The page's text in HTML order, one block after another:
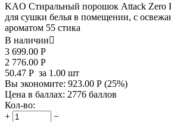
KAO Стиральный порошок Attack Zero
для сушки белья в помещении, с
ароматом 55 стика
В наличии
3 699.00 Р
2 776.00 Р
50.47 Р за 1.00 шт
Вы экономите: 923.00 Р (25%)
Цена в баллах: 2776 баллов
Кол-во:
+
−